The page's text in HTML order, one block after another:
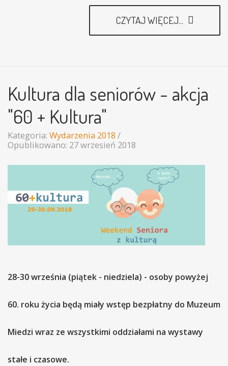
CZYTAJ WIĘCEJ...
Kultura dla seniorów - akcja
"60 + Kultura"
Kategoria: Wydarzenia 2018
Opublikowano: 27 wrzesień 2018
28-30 września (piątek - niedziela) - osoby powyżej
60. roku życia będą miały wstęp bezpłatny do Muzeum
Miedzi wraz ze wszystkimi oddziałami na wystawy
stałe i czasowe.